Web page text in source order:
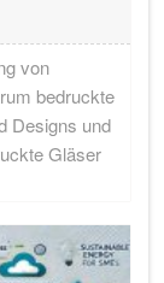
von
bedruckte
Designs und
Gläser